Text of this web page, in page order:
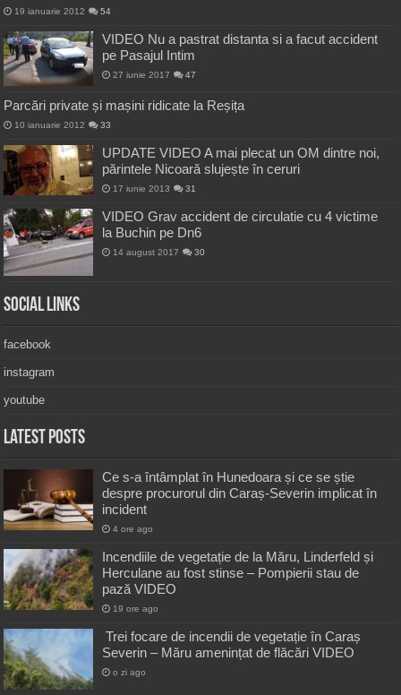
19 ianuarie 2012 54
VIDEO Nu a pastrat distanta si a facut accident
pe Pasajul Intim
27 iunie 2017 47
Parcări private și mașini ridicate la Reșița
10 ianuarie 2012 33
UPDATE VIDEO A mai plecat un OM dintre noi,
părintele Nicoară slujește în ceruri
17 iunie 2013 31
VIDEO Grav accident de circulatie cu 4 victime
la Buchin pe Dn6
14 august 2017 30
Social Links
facebook
instagram
youtube
Latest Posts
Ce s-a întâmplat în Hunedoara și ce se știe
despre procurorul din Caraș-Severin implicat în
incident
4 ore ago
Incendiile de vegetație de la Măru, Linderfeld și
Herculane au fost stinse – Pompierii stau de
pază VIDEO
19 ore ago
Trei focare de incendii de vegetație în Caraș
Severin – Măru amenințat de flăcări VIDEO
o zi ago